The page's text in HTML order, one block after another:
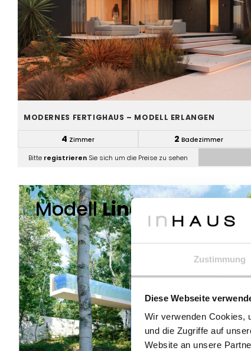
Zustimmung
Diese Webseite
Wir verwenden Cookies,
und die Zugriffe auf
Website an unsere
MODERNES FERTIGHAUS – MODELL ERLANGEN
4 Zimmer 2 Badezimmer
Bitte registrieren Sie sich um die Preise zu sehen
ModellLindenthal